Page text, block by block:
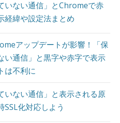
いない通信」とChromeで赤
経緯や設定法まとめ
アップデートが影響！「保
い通信」と黒字や赤字で表示
は不利に
いない通信」と表示される原
SSL化対応しよう